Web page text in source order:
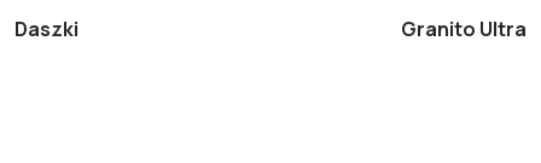
Daszki Granito